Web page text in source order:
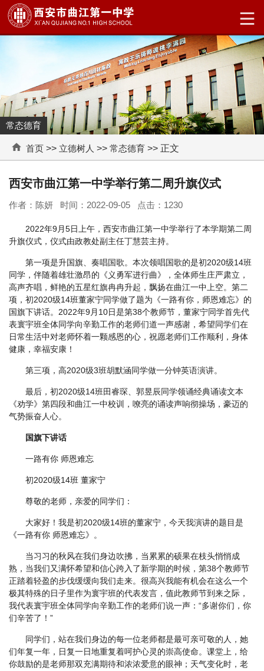
常态德育
首页 >> 立德树人 >> 常态德育 >> 正文
西安市曲江第一中学举行第二周升旗仪式
作者：陈妍 时间：2022-09-05 点击： 1230
2022年9月5日上午，西安市曲江第一中学举行了本学期第二周
升旗仪式，仪式由政教处副主任丁慧芸主持。
第一项是升国旗、奏唱国歌。本次领唱国歌的是初2020级14班
同学，伴随着雄壮激昂的《义勇军进行曲》，全体师生庄严肃立，
高声齐唱，鲜艳的五星红旗冉冉升起，飘扬在曲江一中上空。第二
项，初2020级14班董家宁同学做了题为《一路有你，师恩难忘》的
国旗下讲话。2022年9月10日是第38个教师节，董家宁同学首先代
表寰宇班全体同学向辛勤工作的老师们道一声感谢，希望同学们在
日常生活中对老师怀着一颗感恩的心，祝愿老师们工作顺利，身体
健康，幸福安康！
第三项，高2020级3班胡默涵同学做一分钟英语演讲。
最后，初2020级14班田睿琛、郭昱辰同学领诵经典诵读文本
《劝学》第四段和曲江一中校训，嘹亮的诵读声响彻操场，豪迈的
气势振奋人心。
国旗下讲话
一路有你 师恩难忘
初2020级14班 董家宁
尊敬的老师，亲爱的同学们：
大家好！我是初2020级14班的董家宁，今天我演讲的题目是
《一路有你 师恩难忘》。
当习习的秋风在我们身边吹拂，当累累的硕果在枝头悄悄成
熟，当我们又满怀希望和信心跨入了新学期的时候，第38个教师节
正踏着轻盈的步伐缓缓向我们走来。很高兴我能有机会在这么一个
极其特殊的日子里作为寰宇班的代表发言，值此教师节到来之际，
我代表寰宇班全体同学向辛勤工作的老师们说一声：“多谢你们，你
们辛苦了！”
同学们，站在我们身边的每一位老师都是最可亲可敬的人，她
们年复一年，日复一日地重复着呵护心灵的崇高使命。课堂上，给
你鼓励的是老师那双充满期待和浓浓爱意的眼神；天气变化时，老